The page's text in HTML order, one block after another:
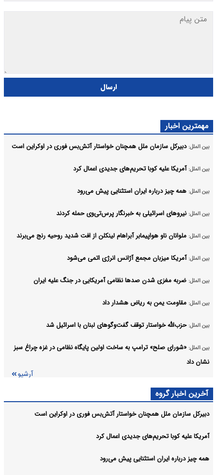
ارسال
مهمترین اخبار
بین الملل: دبیرکل سازمان ملل همچنان خواستار آتش‌بس فوری در اوکراین است
بین الملل: آمریکا علیه کوبا تحریم‌های جدیدی اعمال کرد
بین الملل: همه چیز درباره ایران استثنایی پیش می‌رود
بین الملل: نیروهای اسرائیلی به خبرنگار پرس‌تی‌وی حمله کردند
بین الملل: ملوانان ناو هواپیمابر آبراهام لینکلن از افت شدید روحیه رنج می‌برند
بین الملل: آمریکا میزبان مجمع آژانس انرژی اتمی می‌شود
بین الملل: ضربه مغزی شدن صدها نظامی آمریکایی در جنگ علیه ایران
بین الملل: مقاومت یمن به ریاض هشدار داد
بین الملل: حزب‌الله خواستار توقف گفت‌وگوهای لبنان با اسرائیل شد
بین الملل: «شورای صلح» ترامپ به ساخت اولین پایگاه نظامی در غزه چراغ سبز
نشان داد
آرشیو
آخرین اخبار گروه
دبیرکل سازمان ملل همچنان خواستار آتش‌بس فوری در اوکراین است
آمریکا علیه کوبا تحریم‌های جدیدی اعمال کرد
همه چیز درباره ایران استثنایی پیش می‌رود